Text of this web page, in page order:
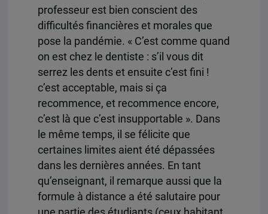
professeur est bien conscient des
difficultés financières et morales que
pose la pandémie. « C’est comme quand
on est chez le dentiste : s’il vous dit
serrez les dents et ensuite c’est fini !
c’est acceptable, mais si ça
recommence, et recommence encore,
c’est là que c’est insupportable ». Dans
le même temps, il se félicite que
certaines limites aient été dépassées
dans les dernières années. En tant
qu’enseignant, il remarque aussi que la
formule à distance a été salutaire pour